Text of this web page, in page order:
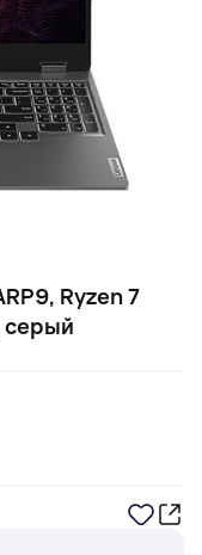
Ryzen 7
серый